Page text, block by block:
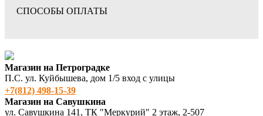
СПОСОБЫ ОПЛАТЫ
Магазин на Петроградке
П.С. ул. Куйбышева, дом 1/5 вход с улицы
+7(812) 498‑15-39
Магазин на Савушкина
ул. Савушкина 141, ТК "Меркурий" 2 этаж, 2-507